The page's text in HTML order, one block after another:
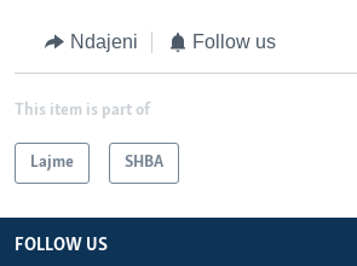
Ndajeni Follow us
This item is part of
Lajme SHBA
FOLLOW US